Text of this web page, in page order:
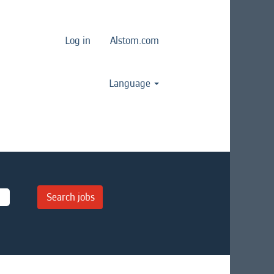
Log in Alstom.com
Language